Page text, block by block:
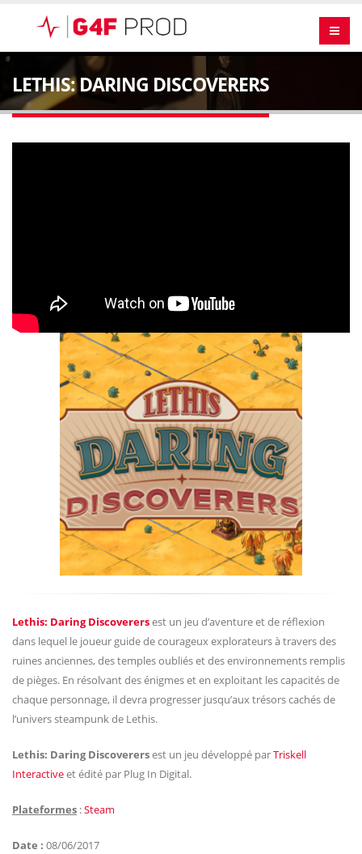
LETHIS: DARING DISCOVERERS
Lethis: Daring Discoverersest un jeu d’aventure et de réflexion
dans lequel le joueur guide de courageux explorateurs à travers des
ruines anciennes, des temples oubliés et des environnements remplis
de pièges. En résolvant des énigmes et en exploitant les capacités de
chaque personnage, il devra progresser jusqu’aux trésors cachés de
l’univers steampunk de Lethis.
Lethis: Daring Discoverersest un jeu développé parTriskell
Interactiveet édité par Plug In Digital.
Plateformes :Steam
Date : 08/06/2017